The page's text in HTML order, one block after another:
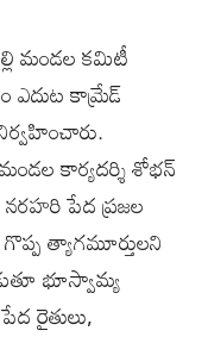
మండల కమిటీ
ఎదుట కామ్రేడ్
కార్యదర్శి శోభన్
పేద ప్రజల
త్యాగమూర్తులని
భూస్వామ్య
రైతులు,